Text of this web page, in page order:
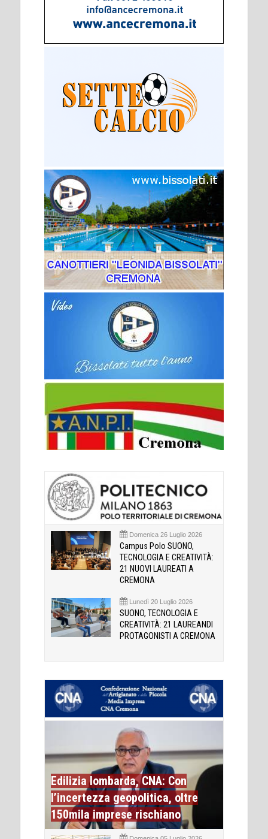
Domenica 26 Luglio 2026
Campus Polo SUONO,
TECNOLOGIA E CREATIVITÀ:
21 NUOVI LAUREATI A
CREMONA
Lunedì 20 Luglio 2026
SUONO, TECNOLOGIA E
CREATIVITÀ: 21 LAUREANDI
PROTAGONISTI A CREMONA
Edilizia lombarda, CNA: Con
l’incertezza geopolitica, oltre
150mila imprese rischiano